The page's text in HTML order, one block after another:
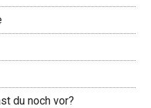
du noch vor?